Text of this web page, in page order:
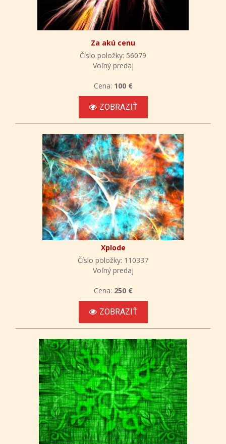
Za akú cenu
Číslo položky: 56079
Voľný predaj
Cena: 100 €
ZOBRAZIŤ
Xplode
Číslo položky: 110337
Voľný predaj
Cena: 250 €
ZOBRAZIŤ